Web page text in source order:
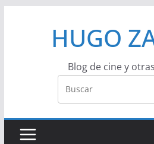
HUGO
Blog de cine y